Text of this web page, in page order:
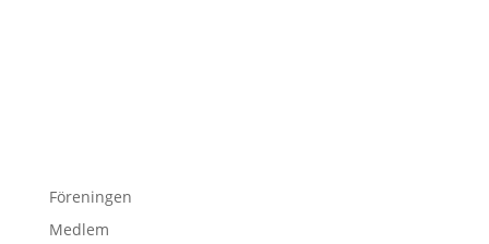
Föreningen
Medlem